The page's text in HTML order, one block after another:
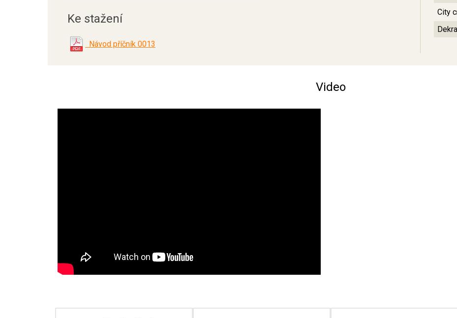
Ke stažení
Návod příčník 0013
City
Dekra
Video